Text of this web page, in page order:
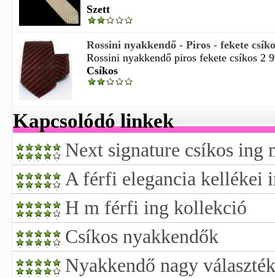
Szett
Rossini nyakkendő - Piros - fekete
Rossini nyakkendő piros fekete csíkos 2
Csíkos
Kapcsolódó linkek
Next signature csíkos ing
A férfi elegancia kellékei
H m férfi ing kollekció
Csíkos nyakkendők
Nyakkendő nagy